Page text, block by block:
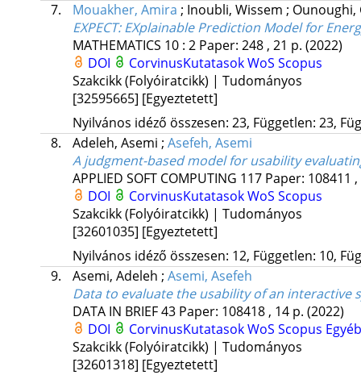
7.
Mouakher, Amira ; Inoubli, Wissem ; Ounoughi,
EXPECT: EXplainable Prediction Model for
MATHEMATICS 10: 2 Paper: 248 , 21 p. (2022)
DOI
CorvinusKutatasokWoS Scopus
Szakcikk (Folyóiratcikk) | Tudományos
[32595665] [Egyeztetett]
Nyilvános idéző összesen: 23, Független: 23,
8.
Adeleh, Asemi ; Asefeh, Asemi
A judgment-based model for usability
APPLIED SOFT COMPUTING 117 Paper: 108411
DOI
CorvinusKutatasokWoS Scopus
Szakcikk (Folyóiratcikk) | Tudományos
[32601035] [Egyeztetett]
Nyilvános idéző összesen: 12, Független: 10,
9.
Asemi, Adeleh ; Asemi, Asefeh
Data to evaluate the usability of an interactive
DATA IN BRIEF43 Paper: 108418 , 14 p. (2022)
DOI
CorvinusKutatasokWoS Scopus
Szakcikk (Folyóiratcikk) | Tudományos
[32601318] [Egyeztetett]